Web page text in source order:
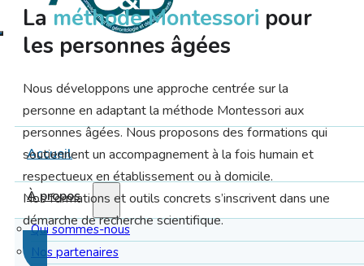
Accueil
À propos
Qui sommes-nous
Nos partenaires
La méthode Montessori pour
les personnes âgées
Nous développons une approche centrée sur la
personne en adaptant la méthode Montessori aux
personnes âgées. Nous proposons des formations qui
soutiennent un accompagnement à la fois humain et
respectueux en établissement ou à domicile.
Nos formations et outils concrets s’inscrivent dans une
démarche de recherche scientifique.